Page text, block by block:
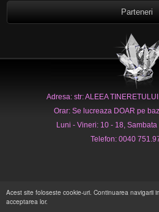
Acest site foloseste cookie-uri. Continuarea navigarii
acceptarea lor.
Parteneri
Adresa: str: ALEEA
Orar: Se lucreaza DOAR pe
Luni - Vineri: 10 - 18,
Telefon: 0040